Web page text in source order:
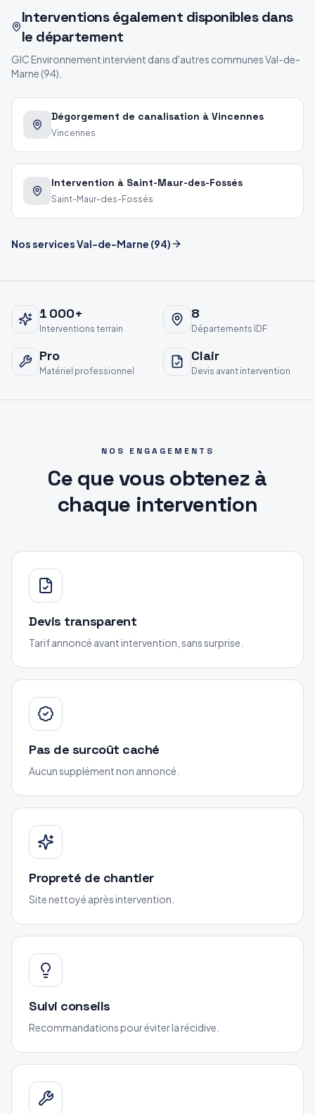
Interventions également disponibles dans
le département
GIC Environnement intervient dans d'autres communesVal-de-
Marne (94).
Dégorgement de canalisation à Vincennes
Vincennes
Intervention à Saint-Maur-des-Fossés
Saint-Maur-des-Fossés
Nos servicesVal-de-Marne (94)
1 000+
Interventions terrain
8
Départements IDF
Pro
Matériel professionnel
Clair
Devis avant intervention
NOS ENGAGEMENTS
Ce que vous obtenez à
chaque intervention
Devis transparent
Tarif annoncé avant intervention, sans surprise.
Pas de surcoût caché
Aucun supplément non annoncé.
Propreté de chantier
Site nettoyé après intervention.
Suivi conseils
Recommandations pour éviter la récidive.